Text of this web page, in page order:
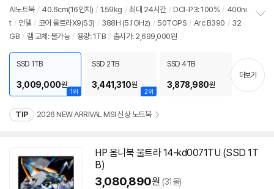
견
점
리
뷰
AI노트북 / 40.6cm(16인치) / 1.59kg / 최대 24시간 / DCI-P3: 100% / 400ni
t / 인텔 / 코어 울트라X9(S3) / 388H (5.1GHz) / 50TOPS / Arc B390 / 32
GB / 램 교체: 불가능 / 용량: 1TB / 출시가: 2,699,000원
기
1위
SSD 1TB
3,009,000원
2위
SSD 2TB
3,441,310원
SSD 4TB
3,878,980원
더보기
TIP 2026 NEW ARRIVAL MSI 신상 노트북
HP 옴니북 울트라 14-kd0071TU (SSD 1T
B)
3,080,890원 (31몰)